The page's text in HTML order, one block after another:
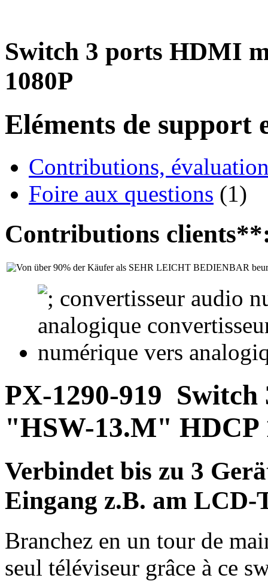
Switch 3 ports HDMI
1080P
Eléments de support
Contributions,
Foire aux questions (1)
Contributions
PX-1290-919 Switch
"HSW-13.M" HDCP
Verbindet bis zu 3
Eingang z.B. am LCD-
Branchez en un tour de
seul téléviseur grâce à ce